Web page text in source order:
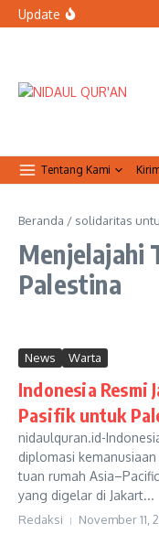
Lewati ke konten
Update
Tentang Kami
Beranda / solidaritas
Menjelajahi
Palestina
News Warta
Indonesia Resmi
Pasifik untuk
nidaulquran.id-
diplomasi
tuan rumah
yang digelar di Jakart...
Redaksi November 11,